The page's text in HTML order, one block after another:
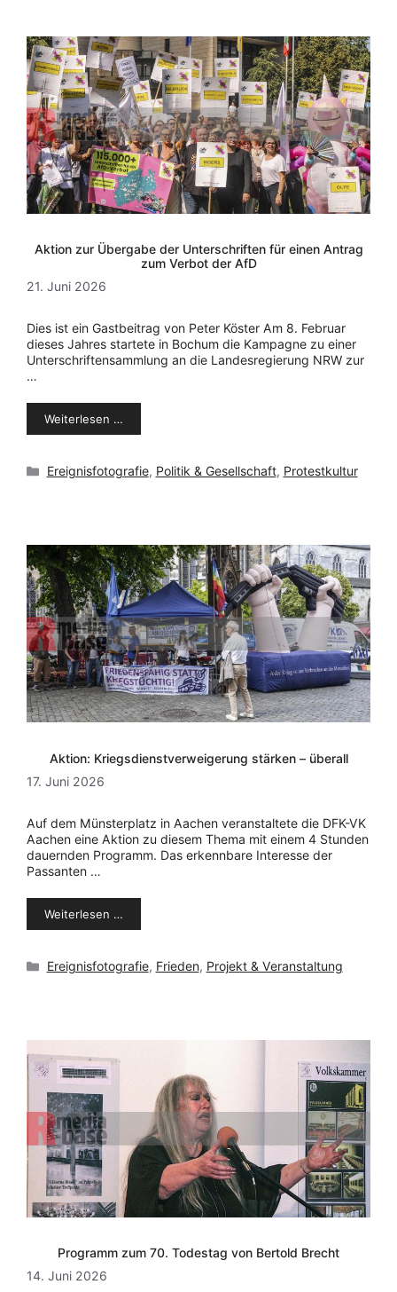
Aktion zur Übergabe der Unterschriften für einen Antrag
zum Verbot der AfD
21. Juni 2026
Dies ist ein Gastbeitrag von Peter Köster Am 8. Februar
dieses Jahres startete in Bochum die Kampagne zu einer
Unterschriftensammlung an die Landesregierung NRW zur
…
Weiterlesen …
Kategorien
Ereignisfotografie, Politik & Gesellschaft, Protestkultur
Aktion: Kriegsdienstverweigerung stärken – überall
17. Juni 2026
Auf dem Münsterplatz in Aachen veranstaltete die DFK-VK
Aachen eine Aktion zu diesem Thema mit einem 4 Stunden
dauernden Programm. Das erkennbare Interesse der
Passanten …
Weiterlesen …
Kategorien
Ereignisfotografie, Frieden, Projekt & Veranstaltung
Programm zum 70. Todestag von Bertold Brecht
14. Juni 2026